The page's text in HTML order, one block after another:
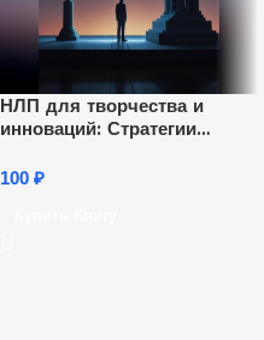
НЛП для творчества и
инноваций: Стратегии
100 ₽